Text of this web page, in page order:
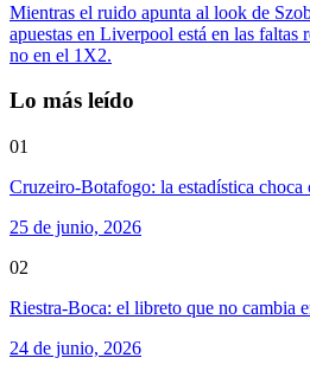
Mientras el ruido apunta al look de
apuestas en Liverpool está en las faltas
no en el 1X2.
Lo más leído
01
Cruzeiro-Botafogo: la estadística
25 de junio, 2026
02
Riestra-Boca: el libreto que no cambia
24 de junio, 2026